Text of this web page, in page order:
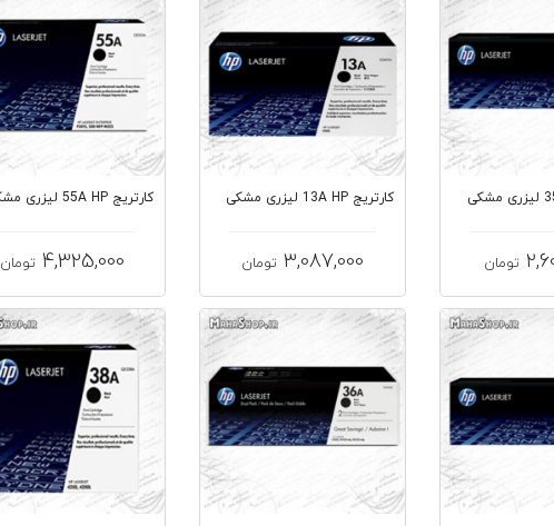
تومان
کارتریج 13A HP لیزری مشکی
3,087,000 تومان
کارتریج 55A HP لیزری مشکی
4,325,000 تومان